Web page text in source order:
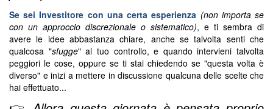
Se sei Investitore con una certa esperienza (non importa se
con un approccio discrezionale o sistematico), e ti sembra di
avere le idee abbastanza chiare, anche se talvolta senti che
qualcosa "sfugge" al tuo controllo, e quando intervieni talvolta
peggiori le cose, oppure se ti stai chiedendo se "questa volta è
diverso" e inizi a mettere in discussione qualcuna delle scelte che
hai effettuato...